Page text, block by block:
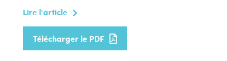
Lire l'article
Télécharger le PDF